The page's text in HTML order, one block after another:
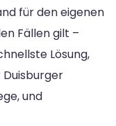
für den eigenen
Fällen gilt –
Lösung,
und